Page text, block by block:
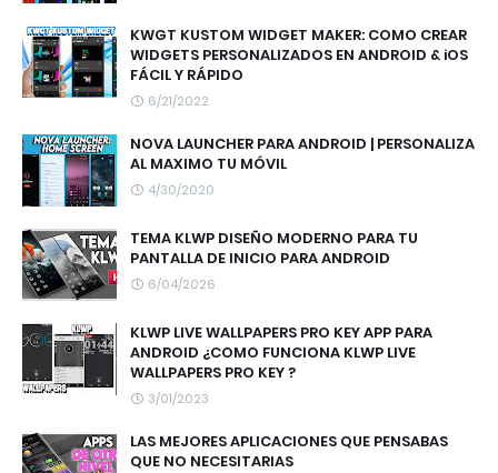
KWGT KUSTOM WIDGET MAKER: COMO CREAR
WIDGETS PERSONALIZADOS EN ANDROID & iOS
FÁCIL Y RÁPIDO
6/21/2022
NOVA LAUNCHER PARA ANDROID | PERSONALIZA
AL MAXIMO TU MÓVIL
4/30/2020
TEMA KLWP DISEÑO MODERNO PARA TU
PANTALLA DE INICIO PARA ANDROID
6/04/2026
KLWP LIVE WALLPAPERS PRO KEY APP PARA
ANDROID ¿COMO FUNCIONA KLWP LIVE
WALLPAPERS PRO KEY ?
3/01/2023
LAS MEJORES APLICACIONES QUE PENSABAS
QUE NO NECESITARIAS